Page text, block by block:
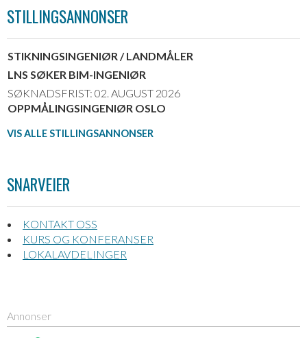
STILLINGSANNONSER
STIKNINGSINGENIØR / LANDMÅLER
LNS SØKER BIM-INGENIØR
SØKNADSFRIST: 02. AUGUST 2026
OPPMÅLINGSINGENIØR OSLO
VIS ALLE STILLINGSANNONSER
SNARVEIER
KONTAKT OSS
KURS OG KONFERANSER
LOKALAVDELINGER
Annonser